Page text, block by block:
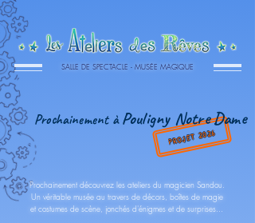
PROJET 2026
SALLE DE SPECTACLE - MUSÉE MAGIQUE
Prochainement àPouligny Notre Dame
Prochainement découvrez les ateliers du magicien Sandou.
Un véritable musée au travers de décors, boîtes de magie
et costumes de scène, jonchés d'énigmes et de surprises...